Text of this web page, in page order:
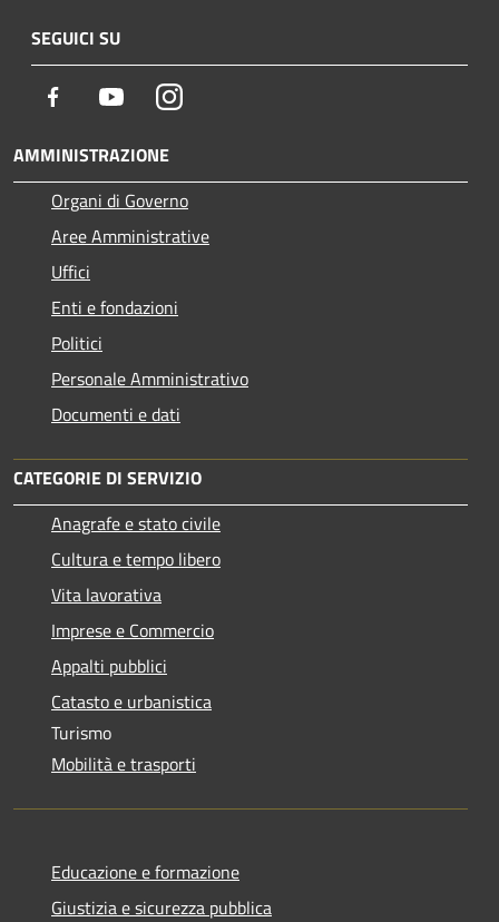
SEGUICI SU
Facebook YoutubeInstagram
AMMINISTRAZIONE
Organi di Governo
Aree Amministrative
Uffici
Enti e fondazioni
Politici
Personale Amministrativo
Documenti e dati
CATEGORIE DI SERVIZIO
Anagrafe e stato civile
Cultura e tempo libero
Vita lavorativa
Imprese e Commercio
Appalti pubblici
Catasto e urbanistica
Turismo
Mobilità e trasporti
Educazione e formazione
Giustizia e sicurezza pubblica